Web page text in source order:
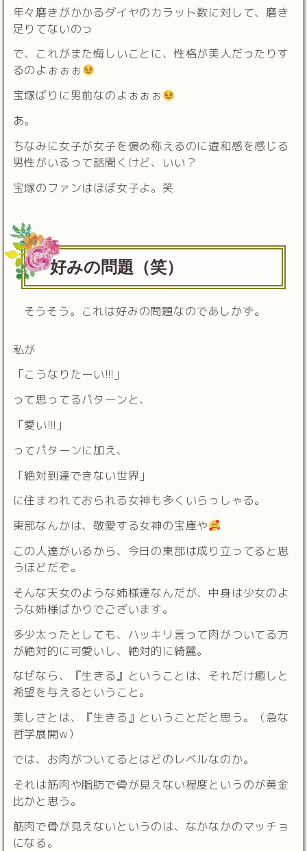
年々磨きがかかるダイヤのカラット数に対して、磨き
足りてないのっ
で、これがまた悔しいことに、性格が美人だったりす
るのよぉぉぉ
宝塚ばりに男前なのよぉぉぉ
あ。
ちなみに女子が女子を褒め称えるのに違和感を感じる
男性がいるって話聞くけど、いい？
宝塚のファンはほぼ女子よ。笑
好みの問題（笑）
そうそう。これは好みの問題なのであしかず。
私が
「こうなりたーい!!!」
って思ってるパターンと、
「愛い!!!」
ってパターンに加え、
「絶対到達できない世界」
に住まわれておられる女神も多くいらっしゃる。
東部なんかは、敬愛する女神の宝庫や
この人達がいるから、今日の東部は成り立ってると思
うほどだぞ。
そんな天女のような姉様達なんだが、中身は少女のよ
うな姉様ばかりでございます。
多少太ったとしても、ハッキリ言って肉がついてる方
が絶対的に可愛いし、絶対的に綺麗。
なぜなら、『生きる』ということは、それだけ癒しと
希望を与えるということ。
美しさとは、『生きる』ということだと思う。（急な
哲学展開w）
では、お肉がついてるとはどのレベルなのか。
それは筋肉や脂肪で骨が見えない程度というのが黄金
比かと思う。
筋肉で骨が見えないというのは、なかなかのマッチョ
になる。